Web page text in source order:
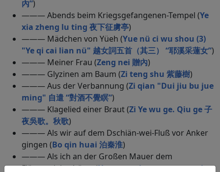
內”)
——— Abends beim Kriegsgefangenen-Tempel (Ye
xia zheng lu ting 夜下征虜亭)
——— Mädchen von Yüeh (Yue nü ci wu shou (3)
"Ye qi cai lian nü" 越女詞五首（其三） “耶溪采蓮女”)
——— Meiner Frau (Zeng nei 贈內)
——— Glyzinen am Baum (Zi teng shu 紫藤樹)
——— Aus der Verbannung (Zi qian "Dui jiu bu jue
ming" 自遣 “對酒不覺瞑”)
——— Klagelied einer Braut (Zi Ye wu ge. Qiu ge 子
夜吳歌。秋歌)
——— Als wir auf dem Dschiän-wei-Fluß vor Anker
gingen (Bo qin huai 泊秦淮)
——— Als ich an der Großen Mauer dem
Flötenspiel zuhörte (He wang qi yu men guan ting